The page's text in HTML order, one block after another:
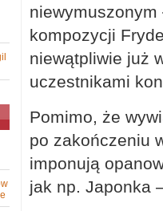
niewymuszonym
kompozycji
niewątpliwie już
uczestnikami
Pomimo, że
po zakończeniu
imponują
jak np. Japonka